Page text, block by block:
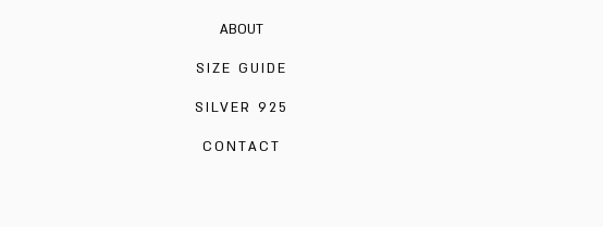
ABOUT
SIZE GUIDE
SILVER 925
CONTACT